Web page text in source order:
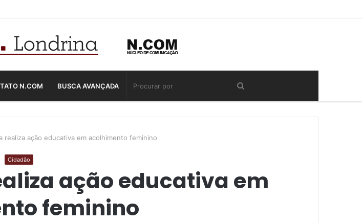
N.COM BUSCA AVANÇADA
realiza ação educativa em acolhimento feminino
Cidadão
ação educativa em
feminino